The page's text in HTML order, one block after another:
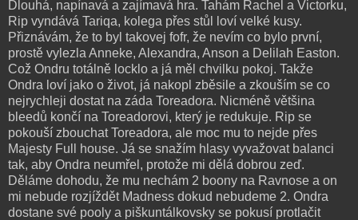
Dlouhá, napínavá a zajímavá hra. Tahám Rachel a Victorku,
Rip vyndává Tariqa, kolega přes stůl loví velké kusy.
Přiznávám, že to byl takovej fofr, že nevím co bylo první,
prostě vylezla Anneke, Alexandra, Anson a Delilah Easton.
Což Ondru totálně locklo a já měl chvilku pokoj. Takže
Ondra loví jako o život, já nakopl zběsile a zkouším se co
nejrychleji dostat na záda Toreadora. Nicméně většina
bleedů končí na Toreadorovi, který je redukuje. Rip se
pokouší zbouchat Toreadora, ale moc mu to nejde přes
Majesty Full house. Já se snažím hlasy vyvažovat balanci
tak, aby Ondra neumřel, protože mi dělá dobrou zeď.
Děláme dohodu, že mu nechám 2 boony na Ravnose a on
mi nebude rozjíždět Madness dokud nebudeme 2. Ondra
dostane své pooly a piškuntálkovsky se pokusí protlačit